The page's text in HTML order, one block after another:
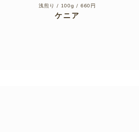
浅煎り / 100g / 660円
ケニア